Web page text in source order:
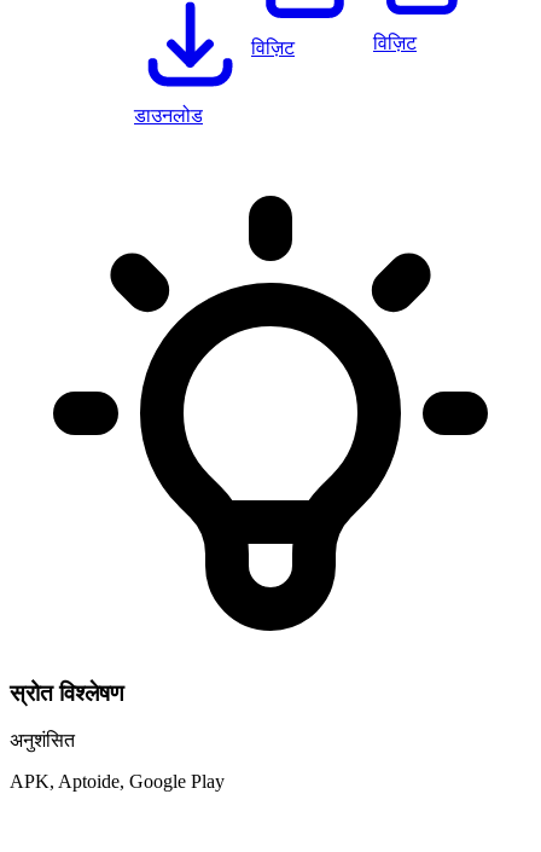
डाउनलोड
विज़िट विज़िट
स्रोत विश्लेषण
अनुशंसित
APK, Aptoide, Google Play